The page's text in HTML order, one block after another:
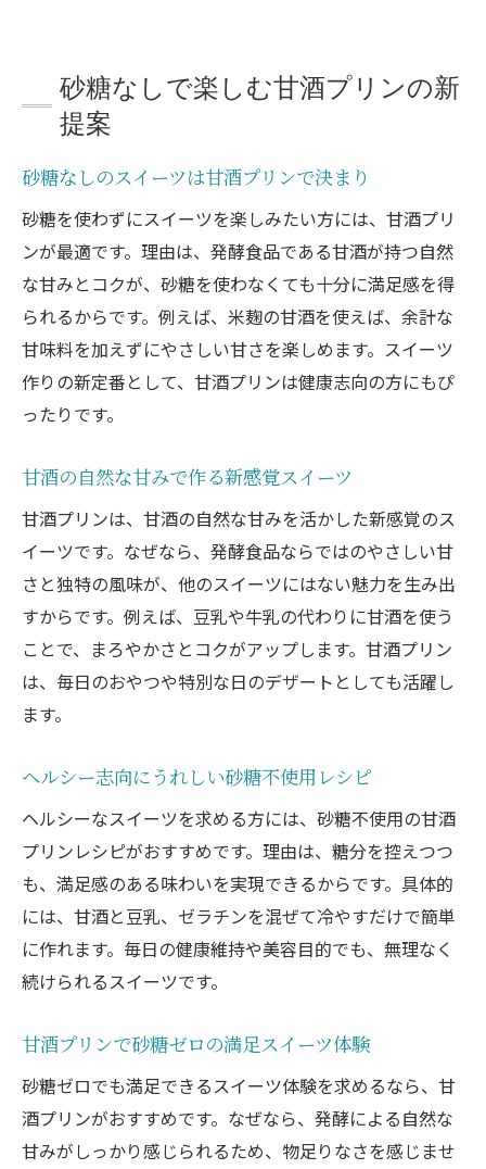
砂糖なしで楽しむ甘酒プリンの新
提案
砂糖なしのスイーツは甘酒プリンで決まり
砂糖を使わずにスイーツを楽しみたい方には、甘酒プリ
ンが最適です。理由は、発酵食品である甘酒が持つ自然
な甘みとコクが、砂糖を使わなくても十分に満足感を得
られるからです。例えば、米麹の甘酒を使えば、余計な
甘味料を加えずにやさしい甘さを楽しめます。スイーツ
作りの新定番として、甘酒プリンは健康志向の方にもぴ
ったりです。
甘酒の自然な甘みで作る新感覚スイーツ
甘酒プリンは、甘酒の自然な甘みを活かした新感覚のス
イーツです。なぜなら、発酵食品ならではのやさしい甘
さと独特の風味が、他のスイーツにはない魅力を生み出
すからです。例えば、豆乳や牛乳の代わりに甘酒を使う
ことで、まろやかさとコクがアップします。甘酒プリン
は、毎日のおやつや特別な日のデザートとしても活躍し
ます。
ヘルシー志向にうれしい砂糖不使用レシピ
ヘルシーなスイーツを求める方には、砂糖不使用の甘酒
プリンレシピがおすすめです。理由は、糖分を控えつつ
も、満足感のある味わいを実現できるからです。具体的
には、甘酒と豆乳、ゼラチンを混ぜて冷やすだけで簡単
に作れます。毎日の健康維持や美容目的でも、無理なく
続けられるスイーツです。
甘酒プリンで砂糖ゼロの満足スイーツ体験
砂糖ゼロでも満足できるスイーツ体験を求めるなら、甘
酒プリンがおすすめです。なぜなら、発酵による自然な
甘みがしっかり感じられるため、物足りなさを感じませ